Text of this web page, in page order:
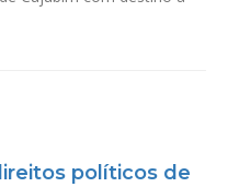
políticos de